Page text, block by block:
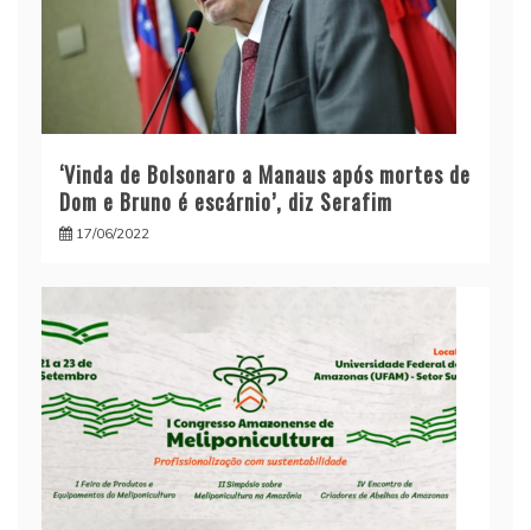
‘Vinda de Bolsonaro a Manaus após mortes de
Dom e Bruno é escárnio’, diz Serafim
17/06/2022